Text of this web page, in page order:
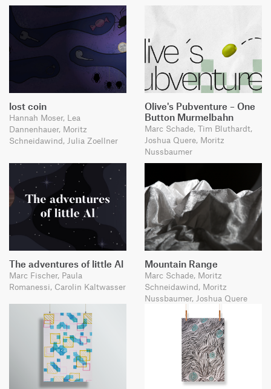
lost coin
Hannah Moser, Lea
Dannenhauer, Moritz
Schneidawind, Julia Zoellner
Olive's Pubventure – One
Button Murmelbahn
Marc Schade, Tim Bluthardt,
Joshua Quere, Moritz
Nussbaumer
The adventures of little Al
Marc Fischer, Paula
Romanessi, Carolin Kaltwasser
Mountain Range
Marc Schade, Moritz
Schneidawind, Moritz
Nussbaumer, Joshua Quere